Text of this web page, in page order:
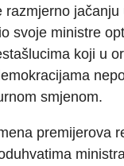
razmjerno jačanju
svoje ministre
koji u
smjenom.
premijerova